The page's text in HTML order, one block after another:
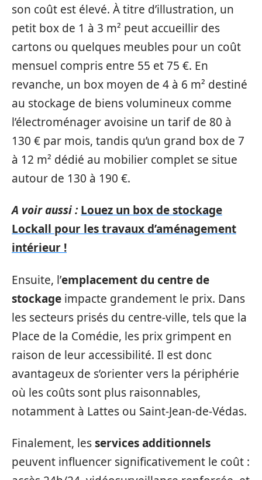
son coût est élevé. À titre d’illustration, un
petit box de 1 à 3 m² peut accueillir des
cartons ou quelques meubles pour un coût
mensuel compris entre 55 et 75 €. En
revanche, un box moyen de 4 à 6 m² destiné
au stockage de biens volumineux comme
l’électroménager avoisine un tarif de 80 à
130 € par mois, tandis qu’un grand box de 7
à 12 m² dédié au mobilier complet se situe
autour de 130 à 190 €.
A voir aussi : Louez un box de stockage
Lockall pour les travaux d’aménagement
intérieur !
Ensuite, l’emplacement du centre de
stockage impacte grandement le prix. Dans
les secteurs prisés du centre-ville, tels que la
Place de la Comédie, les prix grimpent en
raison de leur accessibilité. Il est donc
avantageux de s’orienter vers la périphérie
où les coûts sont plus raisonnables,
notamment à Lattes ou Saint-Jean-de-Védas.
Finalement, lesservices additionnels
peuvent influencer significativement le coût :